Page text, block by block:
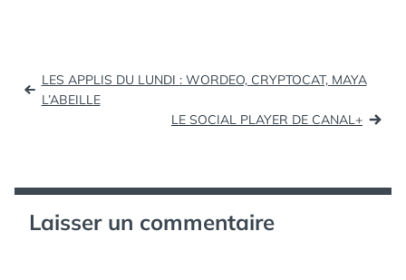
présenter ! Le concept
est de réinventer…
Navigation
de
LES APPLIS DU LUNDI : WORDEO, CRYPTOCAT, MAYA
L’ABEILLE
LE SOCIAL PLAYER DE CANAL+
Laisser un commentaire